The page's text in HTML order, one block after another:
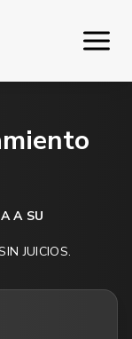
A SU
JUICIOS.